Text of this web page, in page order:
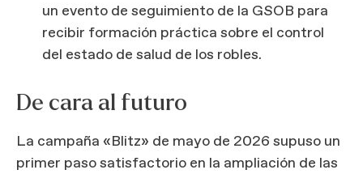
un evento de seguimiento de la GSOB para
recibir formación práctica sobre el control
del estado de salud de los robles.
De cara al futuro
La campaña «Blitz» de mayo de 2026 supuso un
primer paso satisfactorio en la ampliación de las